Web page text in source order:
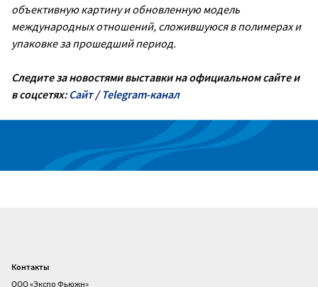
объективную картину и обновленную модель
международных отношений, сложившуюся в полимерах и
упаковке за прошедший период.
Следите за новостями выставки на официальном сайте и
в соцсетях: Сайт/Telegram-канал
Главная
Контакты
ООО «Экспо Фьюжн»